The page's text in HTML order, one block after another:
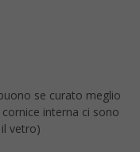
se curato meglio
interna ci sono
vetro)